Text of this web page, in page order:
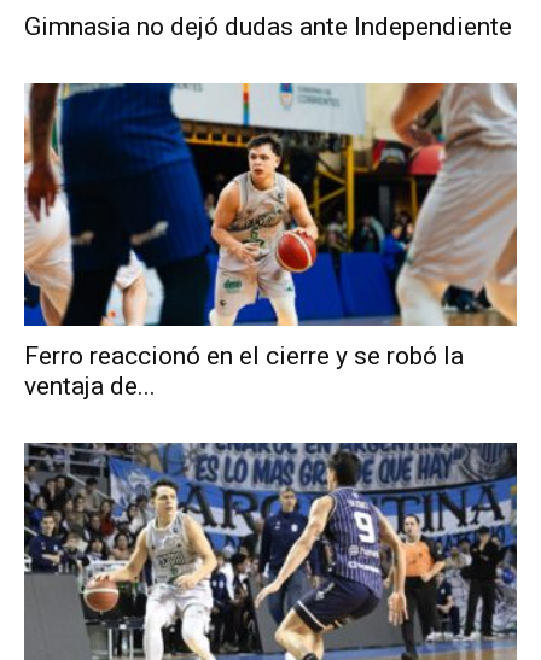
Gimnasia no dejó dudas ante Independiente
Ferro reaccionó en el cierre y se robó la
ventaja de...